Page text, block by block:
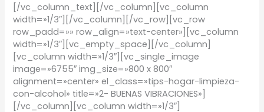
[/vc_column_text][/vc_column][vc_column
width=»1/3″][/vc_column][/vc_row][vc_row
row_padd=»» row_align=»text-center»][vc_column
width=»1/3″][vc_empty_space][/vc_column]
[vc_column width=»1/3″][vc_single_image
image=»6755″ img_size=»800 x 800″
alignment=»center» el_class=»tips-hogar-limpieza-
con-alcohol» title=»2- BUENAS VIBRACIONES»]
[/vc_column][vc_column width=»1/3″]